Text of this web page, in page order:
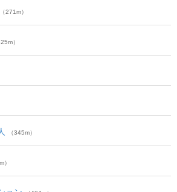
（271m）
）
（345m）
）